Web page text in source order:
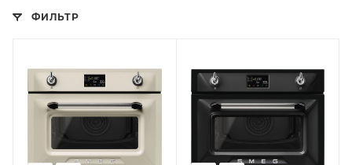
ФИЛЬТР